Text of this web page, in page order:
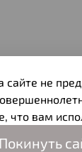
оставлял
не
что вам
Покинуть